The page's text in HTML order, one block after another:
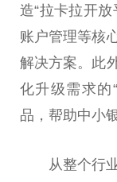
造“拉卡拉开放
账户管理等核
解决方案。此
化升级需求的
品，帮助中小
从整个行